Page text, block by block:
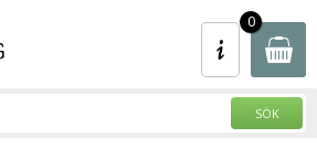
50% - Klicka Här - REA -
- Klicka Här - 100-tals
0